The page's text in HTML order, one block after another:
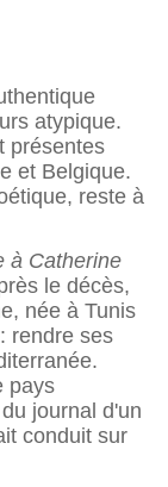
atypique.
présentes
et Belgique.
reste à
à Catherine
le décès,
née à Tunis
rendre ses
pays
journal d'un
conduit sur